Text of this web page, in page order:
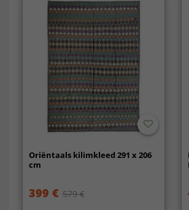
Oriëntaals kilimkleed 291 x 206
cm
399 € 579 €